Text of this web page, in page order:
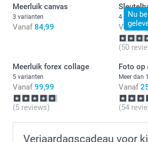
Wat zijn de precieze afmetingen van
compositie?
Meerluik canvas
3 varianten
Vanaf 84,99
Nu
4
Vanaf
(50
Meerluik forex collage
5 varianten
Vanaf 99,99
(5 reviews)
Foto op
Meer dan
Vanaf
(54
Verjaardagscadeau voor